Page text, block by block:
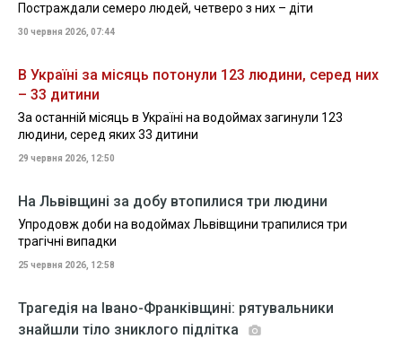
Постраждали семеро людей, четверо з них – діти
30 червня 2026, 07:44
В Україні за місяць потонули 123 людини, серед них
– 33 дитини
За останній місяць в Україні на водоймах загинули 123
людини, серед яких 33 дитини
29 червня 2026, 12:50
На Львівщині за добу втопилися три людини
Упродовж доби на водоймах Львівщини трапилися три
трагічні випадки
25 червня 2026, 12:58
Трагедія на Івано-Франківщині: рятувальники
знайшли тіло зниклого підлітка